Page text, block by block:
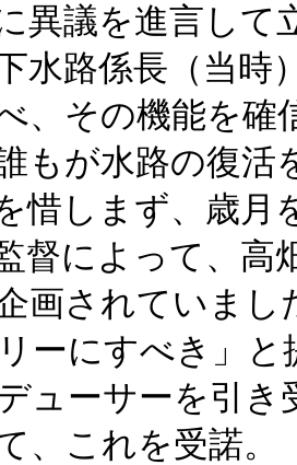
異議を進言して
水路係長（当時
、その機能を確
もが水路の復
惜しまず、歳
督によって、高
画されていまし
ーにすべき」
ューサーを引
、これを受諾。